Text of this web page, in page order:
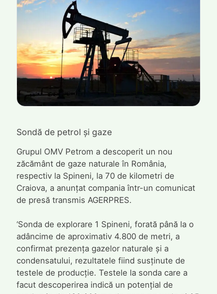
Sondă de petrol și gaze
Grupul OMV Petrom a descoperit un nou
zăcământ de gaze naturale în România,
respectiv la Spineni, la 70 de kilometri de
Craiova, a anunțat compania într-un comunicat
de presă transmis AGERPRES.
‘Sonda de explorare 1 Spineni, forată până la o
adâncime de aproximativ 4.800 de metri, a
confirmat prezența gazelor naturale și a
condensatului, rezultatele fiind susținute de
testele de producție. Testele la sonda care a
facut descoperirea indică un potențial de